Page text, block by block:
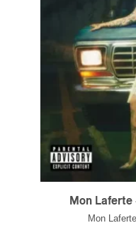
Mon Laferte
Mon